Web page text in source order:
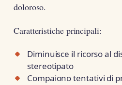
doloroso.
Caratteristiche principali:
Diminuisce il ricorso al
stereotipato
Compaiono tentativi di